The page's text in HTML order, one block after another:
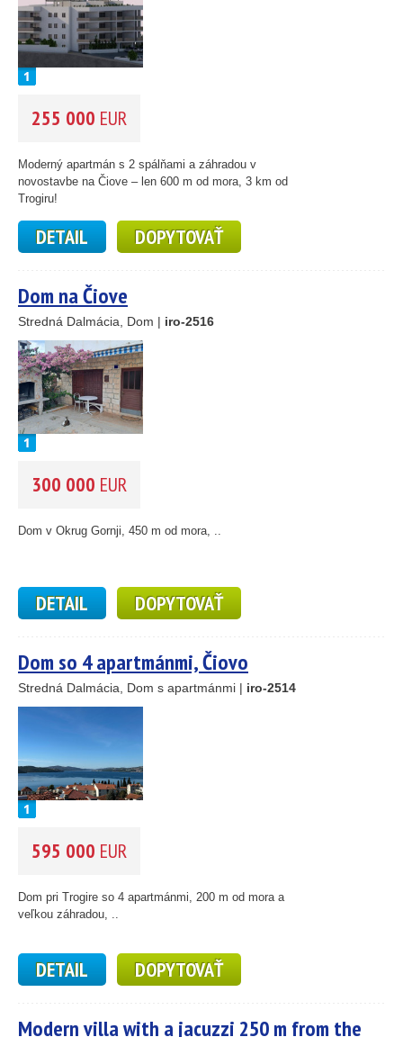
26
25
45
5
255 000 EUR
Moderný apartmán s 2 spálňami a záhradou v
novostavbe na Čiove – len 600 m od mora, 3 km od
Trogiru!
DETAIL DOPYTOVAŤ
Dom na Čiove
Stredná Dalmácia, Dom | iro-2516
300 000 EUR
Dom v Okrug Gornji, 450 m od mora, ..
DETAIL DOPYTOVAŤ
Dom so 4 apartmánmi, Čiovo
Stredná Dalmácia, Dom s apartmánmi | iro-2514
595 000 EUR
Dom pri Trogire so 4 apartmánmi, 200 m od mora a
veľkou záhradou, ..
DETAIL DOPYTOVAŤ
Modern villa with a jacuzzi 250 m from the